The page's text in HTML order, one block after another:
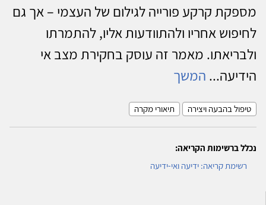
מספקת קרקע פורייה לגילום של העצמי – אך גם
לחיפוש אחריו ולהתוודעות אליו, להתמרתו
ולבריאתו. מאמר זה עוסק בחקירת מצב אי
הידיעה... המשך
טיפול בהבעה ויצירה תיאורי מקרה
נכלל ברשימות הקריאה:
רשימת קריאה: ידיעה ואי-ידיעה